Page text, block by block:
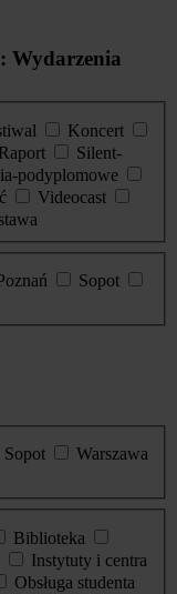
Wydarzenia
Koncert
Raport
Silent-
podyplomowe
Videocast
Sopot
Sopot
Warszawa
Biblioteka
Instytuty i centra
Obsługa studenta